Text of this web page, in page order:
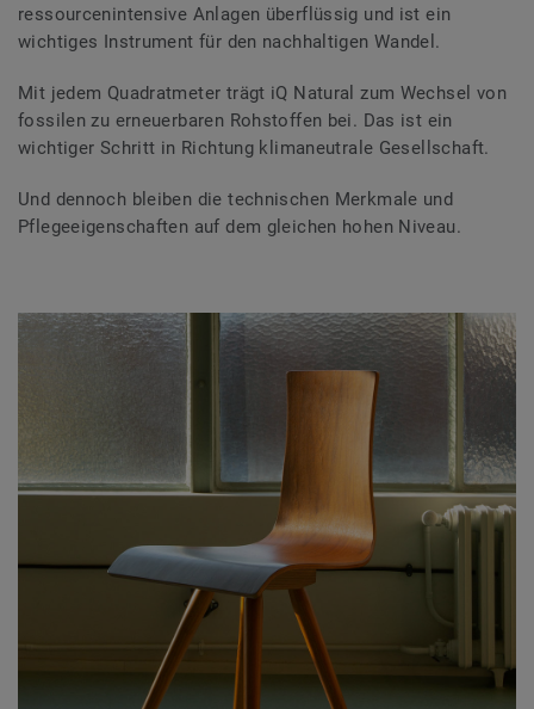
ressourcenintensive Anlagen überflüssig und ist ein
wichtiges Instrument für den nachhaltigen Wandel.
Mit jedem Quadratmeter trägt iQ Natural zum Wechsel von
fossilen zu erneuerbaren Rohstoffen bei. Das ist ein
wichtiger Schritt in Richtung klimaneutrale Gesellschaft.
Und dennoch bleiben die technischen Merkmale und
Pflegeeigenschaften auf dem gleichen hohen Niveau.